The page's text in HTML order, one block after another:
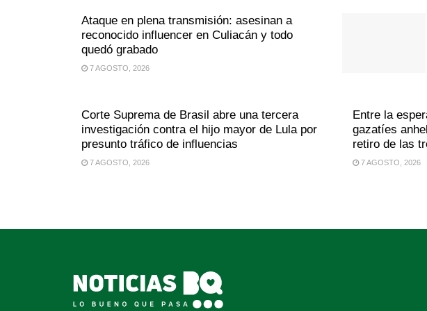
Ataque en plena transmisión: asesinan a
reconocido influencer en Culiacán y todo
quedó grabado
7 AGOSTO, 2026
Corte Suprema de Brasil abre una tercera
investigación contra el hijo mayor de Lula por
presunto tráfico de influencias
7 AGOSTO, 2026
Entre la
gazatíes
retiro de las
7 AGOSTO, 2026